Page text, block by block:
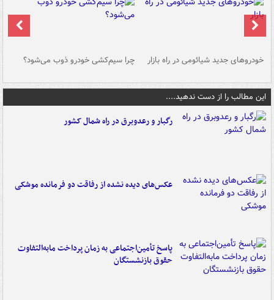
خودروهای جدید شیائومی در راه بازار چرا سیم‌کشی خودرو ذوب می‌شود؟
این مطالب را از دست ندهید....
رگبار و رعدوبرق در راه شمال کشور
عکس‌های دیده نشده از رفاقت دو فرمانده‌ موشکی
پاسخ تأمین‌اجتماعی به زمان پرداخت مابه‌التفاوت
حقوق بازنشستگان